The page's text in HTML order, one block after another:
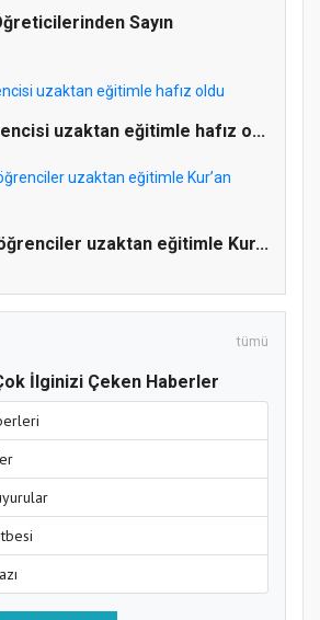
Temel Dini Bilgiler Sınavı
Sayın
uzaktan eğitimle hafız o...
uzaktan eğitimle Kur...
tümü
İlginizi Çeken Haberler